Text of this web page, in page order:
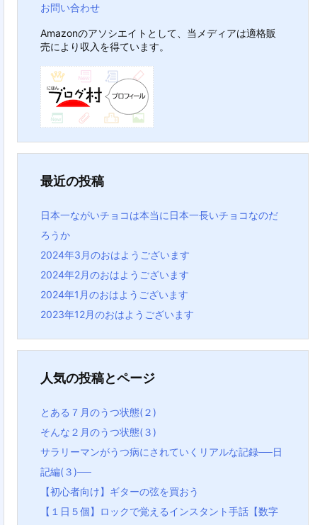
お問い合わせ
Amazonのアソシエイトとして、当メディアは適格販
売により収入を得ています。
最近の投稿
日本一ながいチョコは本当に日本一長いチョコなのだ
ろうか
2024年3月のおはようございます
2024年2月のおはようございます
2024年1月のおはようございます
2023年12月のおはようございます
人気の投稿とページ
とある７月のうつ状態(２)
そんな２月のうつ状態(３)
サラリーマンがうつ病にされていくリアルな記録──日
記編(３)──
【初心者向け】ギターの弦を買おう
【１日５個】ロックで覚えるインスタント手話【数字